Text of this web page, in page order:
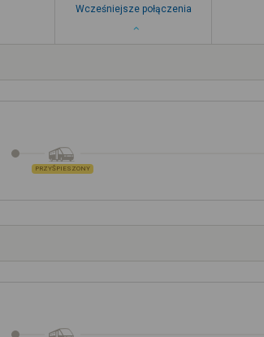
Wcześniejsze połączenia
PRZYŚPIESZONY